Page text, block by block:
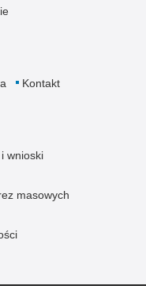
Kontakt
wnioski
masowych